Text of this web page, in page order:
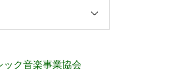
ク音楽事業協会